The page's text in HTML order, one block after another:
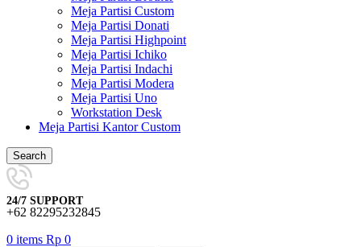
Meja Partisi Custom
Meja Partisi Donati
Meja Partisi Highpoint
Meja Partisi Ichiko
Meja Partisi Indachi
Meja Partisi Modera
Meja Partisi Uno
Workstation Desk
Meja Partisi Kantor Custom
Search
24/7 SUPPORT
+62 82295232845
0 items Rp 0